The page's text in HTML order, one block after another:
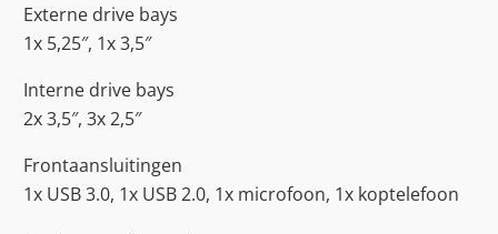
Externe drive bays
1x 5,25″, 1x 3,5″
Interne drive bays
2x 3,5″, 3x 2,5″
Frontaansluitingen
1x USB 3.0, 1x USB 2.0, 1x microfoon, 1x koptelefoon